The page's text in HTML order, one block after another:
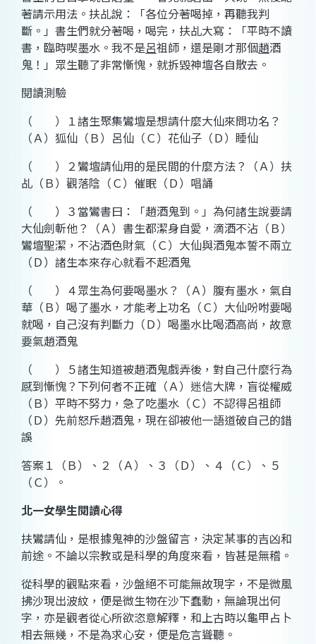
著請示用法。扶乩說：「各位分著喝掉，再聽我判
斷。」書生們就分著喝，喝完，扶乩大寫：「平時不讀
書，臨時喫墨水。我不是呂祖師，還是剛才那個趙酒
鬼！」眾生聽了非常慚愧，就拆毀神壇各自散去。
閱讀測驗
（ ）１諸生聚集鸞壇是想請什麼大仙來問功名？
（Ａ）狐仙（Ｂ）呂仙（Ｃ）花仙子（Ｄ）睡仙
（ ）２鸞壇請仙用的是民間的什麼方法？（Ａ）扶
乩（Ｂ）觀落陰（Ｃ）催眠（Ｄ）唱誦
（ ）３當鸞書曰：「趙酒鬼到。」為何諸生說要請
大仙劍斬他？（Ａ）書生都潔身自愛，滴酒不沾（Ｂ）
鸞壇聖潔，不沾酒色財氣（Ｃ）大仙與酒鬼本誓不兩立
（Ｄ）諸生本來存心就看不起酒鬼
（ ）４眾生為何要喝墨水？（Ａ）腹有墨水，氣自
華（Ｂ）喝了墨水，才能考上功名（Ｃ）大仙吩咐要喝
就喝，自己沒有判斷力（Ｄ）喝墨水比喝酒高尚，故意
要氣趙酒鬼
（ ）５諸生知道被趙酒鬼戲弄後，對自己什麼行為
感到慚愧？下列何者不正確（Ａ）迷信大牌，盲從權威
（Ｂ）平時不努力，急了吃墨水（Ｃ）不認得呂祖師
（Ｄ）先前怒斥趙酒鬼，現在卻被他一語道破自己的錯
誤
答案１（Ｂ）、２（Ａ）、３（Ｄ）、４（Ｃ）、５
（Ｃ）。
北一女學生閱讀心得
扶鸞請仙，是根據鬼神的沙盤留言，決定某事的吉凶和
前途。不論以宗教或是科學的角度來看，皆甚是無稽。
從科學的觀點來看，沙盤絕不可能無故現字，不是微風
拂沙現出波紋，便是微生物在沙下蠢動，無論現出何
字，亦是觀者從心所欲恣意解釋，和上古時以龜甲占卜
相去無幾，不是為求心安，便是危言聳聽。